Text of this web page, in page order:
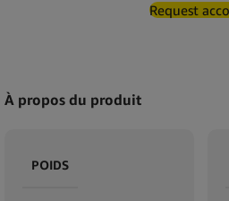
Request
À propos du produit
POIDS